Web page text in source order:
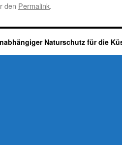
den Permalink.
Naturschutz für die